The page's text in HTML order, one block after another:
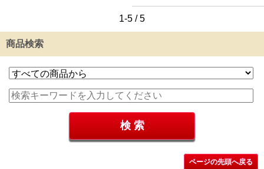
1-5 / 5
商品検索
ページの先頭へ戻る